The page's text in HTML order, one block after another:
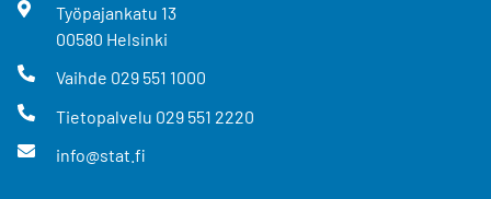
Työpajankatu 13
00580 Helsinki
Vaihde 029 551 1000
Tietopalvelu 029 551 2220
info@stat.fi